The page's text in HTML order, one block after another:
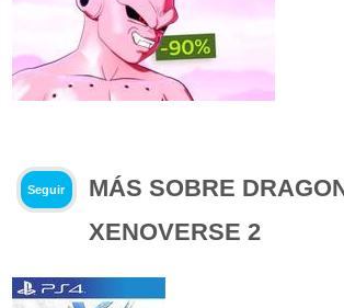
Seguir
MÁS SOBRE
XENOVERSE 2